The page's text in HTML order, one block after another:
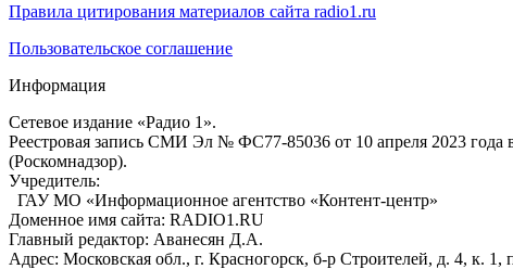
Правила цитирования материалов сайта radio1.ru
Пользовательское соглашение
Информация
Сетевое издание «Радио 1».
Реестровая запись СМИ Эл № ФС77-85036 от 10 апреля 2023
(Роскомнадзор).
Учредитель:
ГАУ МО «Информационное агентство «Контент-центр»
Доменное имя сайта: RADIO1.RU
Главный редактор: Аванесян Д.А.
Адрес: Московская обл., г. Красногорск, б-р Строителей, д. 4, к.